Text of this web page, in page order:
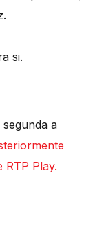
si.
segunda a
RTP Play.